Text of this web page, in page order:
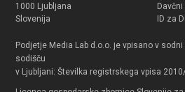
1000 Ljubljana
Slovenija
ID za
Podjetje Media Lab d.o.o. je vpisano v
sodišču
v Ljubljani: Številka registrskega vpisa